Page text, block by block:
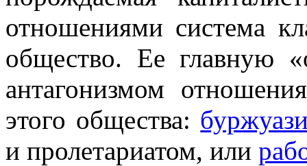
отношениями система
общество. Ее главную
антагонизмом
этого общества:
и пролетариатом, или